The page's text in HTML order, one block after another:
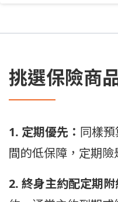
挑選保險商
1. 定期優先： 同樣
間的低保障，定期險
2. 終身主約配定期附